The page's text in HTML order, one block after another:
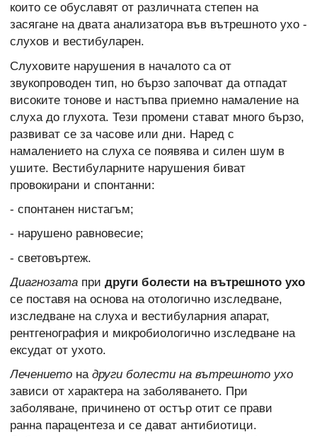
които се обуславят от различната степен на
засягане на двата анализатора във вътрешното ухо -
слухов и вестибуларен.
Слуховите нарушения в началото са от
звукопроводен тип, но бързо започват да отпадат
високите тонове и настъпва приемно намаление на
слуха до глухота. Тези промени стават много бързо,
развиват се за часове или дни. Наред с
намалението на слуха се появява и силен шум в
ушите. Вестибуларните нарушения биват
провокирани и спонтанни:
- спонтанен нистагъм;
- нарушено равновесие;
- световъртеж.
Диагнозата при други болести на вътрешното ухо
се поставя на основа на отологично изследване,
изследване на слуха и вестибуларния апарат,
рентгенография и микробиологично изследване на
ексудат от ухото.
Лечението на други болести на вътрешното ухо
зависи от характера на заболяването. При
заболяване, причинено от остър отит се прави
ранна парацентеза и се дават антибиотици.